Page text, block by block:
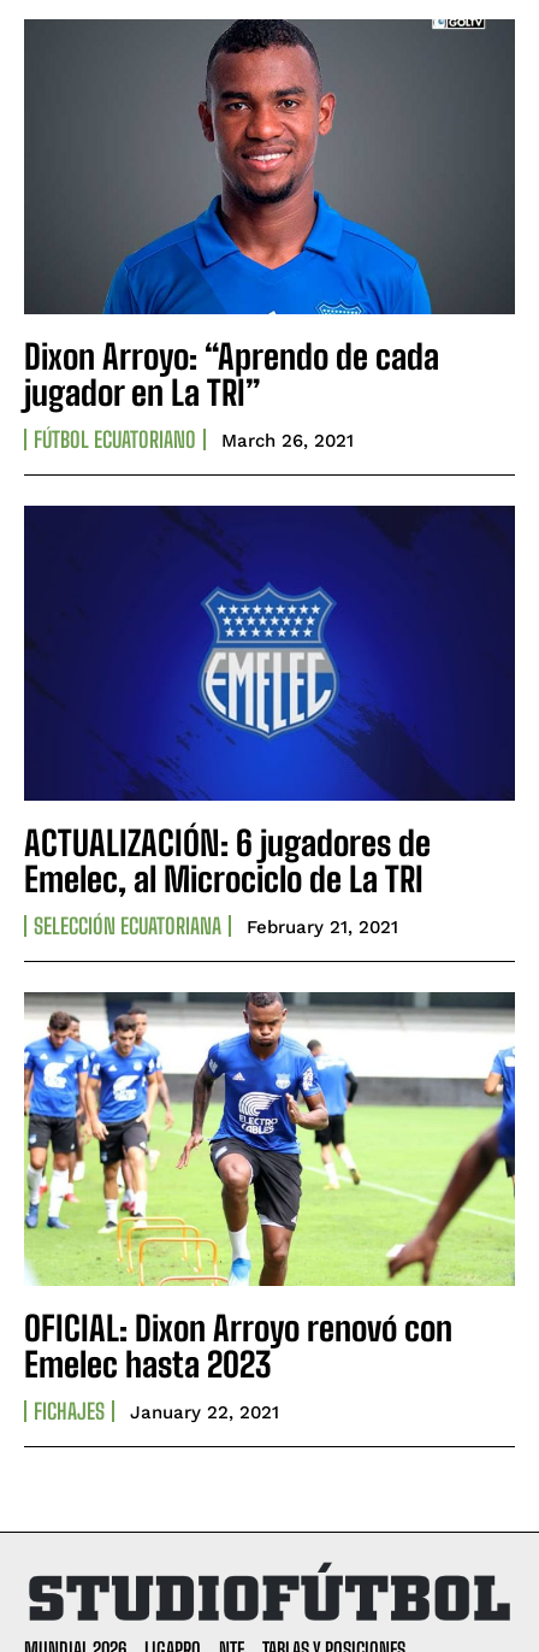
Dixon Arroyo: “Aprendo de cada
jugador en La TRI”
FÚTBOL ECUATORIANO March 26, 2021
ACTUALIZACIÓN: 6 jugadores de
Emelec, al Microciclo de La TRI
SELECCIÓN ECUATORIANA February 21, 2021
OFICIAL: Dixon Arroyo renovó con
Emelec hasta 2023
FICHAJES January 22, 2021